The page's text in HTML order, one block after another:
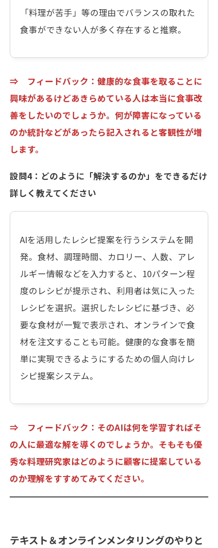
「料理が苦手」等の理由でバランスの取れた
食事ができない人が多く存在すると推察。
⇒ フィードバック：健康的な食事を取ることに
興味があるけどあきらめている人は本当に食事改
善をしたいのでしょうか。何が障害になっている
のか統計などがあったら記入されると客観性が増
します。
設問4：どのように「解決するのか」をできるだけ
詳しく教えてください
AIを活用したレシピ提案を行うシステムを開
発。食材、調理時間、カロリー、人数、アレ
ルギー情報などを入力すると、10パターン程
度のレシピが提示され、利用者は気に入った
レシピを選択。選択したレシピに基づき、必
要な食材が一覧で表示され、オンラインで食
材を注文することも可能。健康的な食事を簡
単に実現できるようにするための個人向けレ
シピ提案システム。
⇒ フィードバック：そのAIは何を学習すればそ
の人に最適な解を導くのでしょうか。そもそも優
秀な料理研究家はどのように顧客に提案している
のか理解をすすめてみてください。
テキスト＆オンラインメンタリングのやりと